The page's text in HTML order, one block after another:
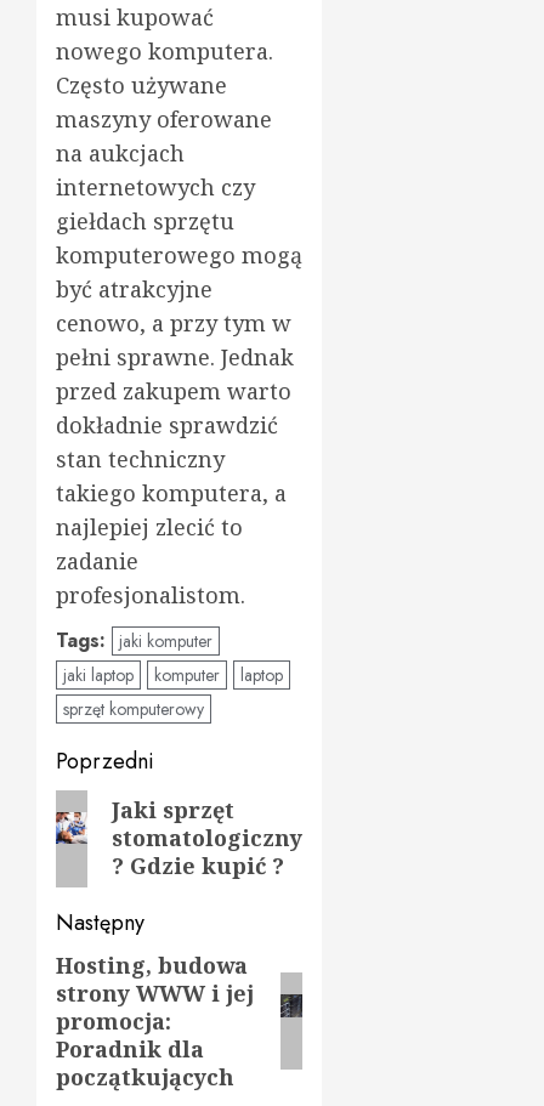
musi kupować
nowego komputera.
Często używane
maszyny oferowane
na aukcjach
internetowych czy
giełdach sprzętu
komputerowego mogą
być atrakcyjne
cenowo, a przy tym w
pełni sprawne. Jednak
przed zakupem warto
dokładnie sprawdzić
stan techniczny
takiego komputera, a
najlepiej zlecić to
zadanie
profesjonalistom.
Tags: jaki komputer
jaki laptop
komputer
laptop
sprzęt komputerowy
Zobacz
wpisy
Poprzedni
Poprzedni
wpis:
Jaki sprzęt
stomatologiczny
? Gdzie kupić ?
Następny
Następny
wpis:
Hosting, budowa
strony WWW i jej
promocja:
Poradnik dla
początkujących